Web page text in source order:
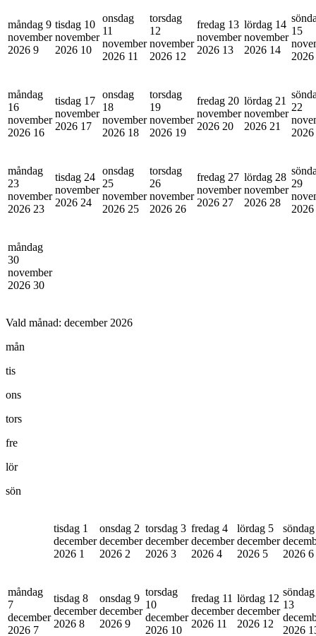
måndag 9
november
2026 9
tisdag 10
november
2026 10
onsdag
11
november
2026 11
torsdag
12
november
2026 12
fredag 13
november
2026 13
lördag 14
november
2026 14
15
2026
måndag
16
november
2026 16
tisdag 17
november
2026 17
onsdag
18
november
2026 18
torsdag
19
november
2026 19
fredag 20
november
2026 20
lördag 21
november
2026 21
22
2026
måndag
23
november
2026 23
tisdag 24
november
2026 24
onsdag
25
november
2026 25
torsdag
26
november
2026 26
fredag 27
november
2026 27
lördag 28
november
2026 28
29
2026
måndag
30
november
2026 30
Vald månad: december 2026
mån
tis
ons
tors
fre
lör
sön
tisdag 1
december
2026 1
onsdag 2
december
2026 2
torsdag 3
december
2026 3
fredag 4
december
2026 4
lördag 5
december
2026 5
2026 6
måndag
7
december
2026 7
tisdag 8
december
2026 8
onsdag 9
december
2026 9
torsdag
10
december
2026 10
fredag 11
december
2026 11
lördag 12
december
2026 12
söndag
13
2026